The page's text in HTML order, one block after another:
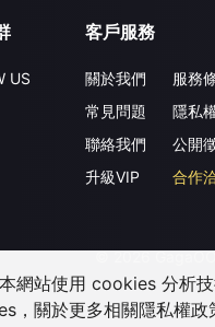
US
客戶服務
關於我們
常見問題
聯絡我們
升級VIP
服務
隱私
公開
合作
©2026
網站使用 cookies 分析
，關於更多相關隱私權政